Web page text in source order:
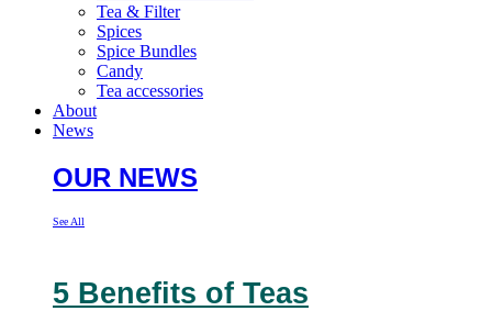
Tea & Filter
Spices
Spice Bundles
Candy
Tea accessories
About
News
OUR NEWS
See All
5 Benefits of Teas